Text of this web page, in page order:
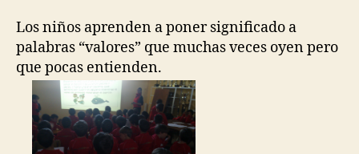
Los niños aprenden a poner significado a
palabras “valores” que muchas veces oyen pero
que pocas entienden.